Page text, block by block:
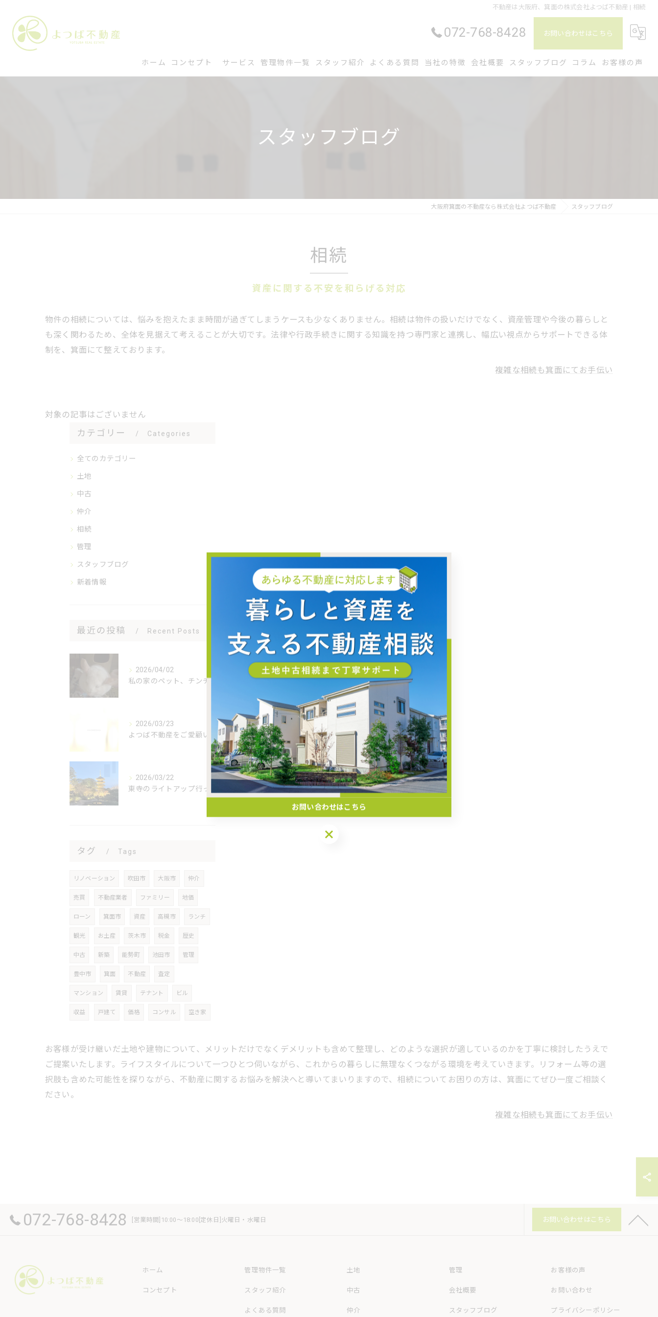
不動産は大阪府、箕面の株式会社よつば不動産 | 相続
072-768-8428 お問い合わせはこちら
ホーム コンセプト サービス 管理物件一覧 スタッフ紹介 よくある質問 当社の特徴 会社概要 スタッフブログ コラム お客様の声
スタッフブログ
大阪府箕面の不動産なら株式会社よつば不動産 スタッフブログ
相続
資産に関する不安を和らげる対応
物件の相続については、悩みを抱えたまま時間が過ぎてしまうケースも少なくありません。相続は物件の扱いだけでなく、資産管理や今後の暮らしと
も深く関わるため、全体を見据えて考えることが大切です。法律や行政手続きに関する知識を持つ専門家と連携し、幅広い視点からサポートできる体
制を、箕面にて整えております。
複雑な相続も箕面にてお手伝い
対象の記事はございません
カテゴリー Categories
全てのカテゴリー
土地
中古
仲介
相続
管理
スタッフブログ
新着情報
最近の投稿 Recent Posts
2026/04/02
私の家のペット、チンチラのオレオ君をご紹介します🐭✨！オレオ...
2026/03/23
2026/03/22
タグ Tags
リノベーション 吹田市 大阪市 仲介
売買 不動産業者 ファミリー 地価
ローン 箕面市 資産 高槻市 ランチ
観光 お土産 茨木市 税金 歴史
中古 新築 能勢町 池田市 管理
豊中市 箕面 不動産 査定
マンション 賃貸 テナント ビル
収益 戸建て 価格 コンサル 空き家
お客様が受け継いだ土地や建物について、メリットだけでなくデメリットも含めて整理し、どのような選択が適しているのかを丁寧に検討したうえで
ご提案いたします。ライフスタイルについて一つひとつ伺いながら、これからの暮らしに無理なくつながる環境を考えていきます。リフォーム等の選
択肢も含めた可能性を探りながら、不動産に関するお悩みを解決へと導いてまいりますので、相続についてお困りの方は、箕面にてぜひ一度ご相談く
ださい。
複雑な相続も箕面にてお手伝い
072-768-8428 [営業時間]10:00～18:00[定休日]火曜日・水曜日 お問い合わせはこちら
ホーム
コンセプト
管理物件一覧
スタッフ紹介
よくある質問
土地
中古
仲介
管理
会社概要
スタッフブログ
お客様の声
お問い合わせ
プライバシーポリシー
お問い合わせはこちら
お問い合わせはこちら